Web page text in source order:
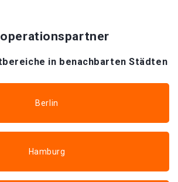
in benachbarten Städten
Berlin
Hamburg